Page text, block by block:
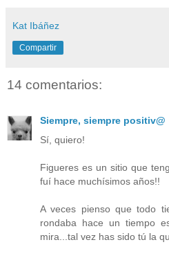
Kat Ibáñez
Compartir
14 comentarios:
Siempre, siempre positiv@
Sí, quiero!
Figueres es un sitio que
fuí hace muchísimos años!!
A veces pienso que todo
rondaba hace un tiempo
mira...tal vez has sido tú la